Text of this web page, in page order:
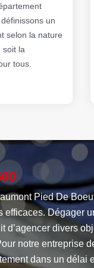
un
selon la nature
soit la
tous.
Pied De
efficaces. Dégager
d’agencer divers
notre entreprise
dans un délai